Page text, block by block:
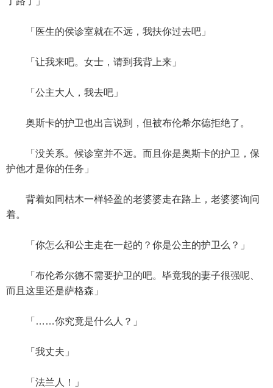
「医生的侯诊室就在不远，我扶你过去吧」
「让我来吧。女士，请到我背上来」
「公主大人，我去吧」
奥斯卡的护卫也出言说到，但被布伦希尔德拒绝了。
「没关系。候诊室并不远。而且你是奥斯卡的护卫，保
护他才是你的任务」
背着如同枯木一样轻盈的老婆婆走在路上，老婆婆询问
着。
「你怎么和公主走在一起的？你是公主的护卫么？」
「布伦希尔德不需要护卫的吧。毕竟我的妻子很强呢、
而且这里还是萨格森」
「……你究竟是什么人？」
「我丈夫」
「法兰人！」